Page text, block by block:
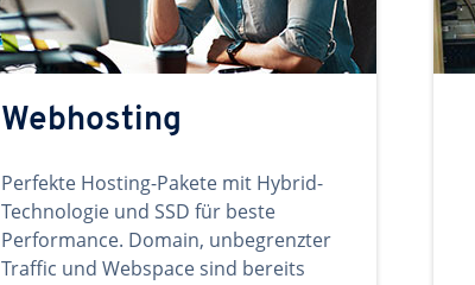
Webhosting
Perfekte Hosting-Pakete mit Hybrid-
Technologie und SSD für beste
Performance. Domain, unbegrenzter
Traffic und Webspace sind bereits